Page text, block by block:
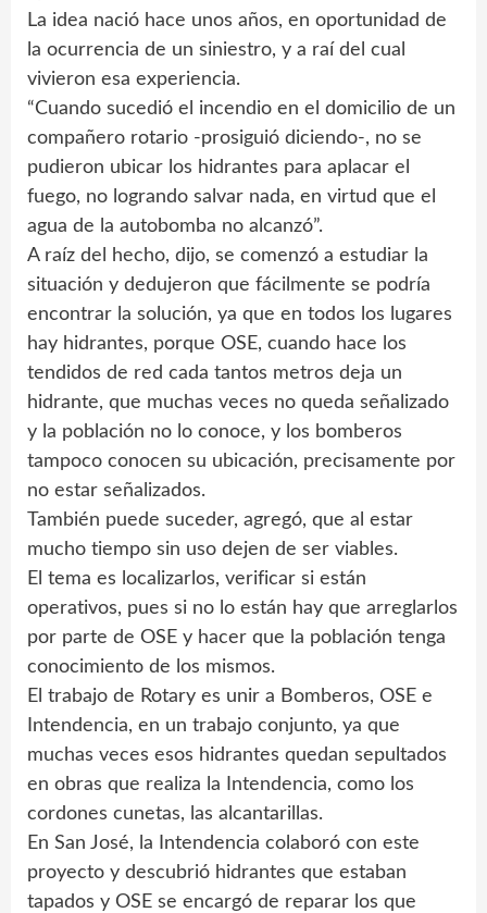
La idea nació hace unos años, en oportunidad de
la ocurrencia de un siniestro, y a raí del cual
vivieron esa experiencia.
“Cuando sucedió el incendio en el domicilio de un
compañero rotario -prosiguió diciendo-, no se
pudieron ubicar los hidrantes para aplacar el
fuego, no logrando salvar nada, en virtud que el
agua de la autobomba no alcanzó”.
A raíz del hecho, dijo, se comenzó a estudiar la
situación y dedujeron que fácilmente se podría
encontrar la solución, ya que en todos los lugares
hay hidrantes, porque OSE, cuando hace los
tendidos de red cada tantos metros deja un
hidrante, que muchas veces no queda señalizado
y la población no lo conoce, y los bomberos
tampoco conocen su ubicación, precisamente por
no estar señalizados.
También puede suceder, agregó, que al estar
mucho tiempo sin uso dejen de ser viables.
El tema es localizarlos, verificar si están
operativos, pues si no lo están hay que arreglarlos
por parte de OSE y hacer que la población tenga
conocimiento de los mismos.
El trabajo de Rotary es unir a Bomberos, OSE e
Intendencia, en un trabajo conjunto, ya que
muchas veces esos hidrantes quedan sepultados
en obras que realiza la Intendencia, como los
cordones cunetas, las alcantarillas.
En San José, la Intendencia colaboró con este
proyecto y descubrió hidrantes que estaban
tapados y OSE se encargó de reparar los que